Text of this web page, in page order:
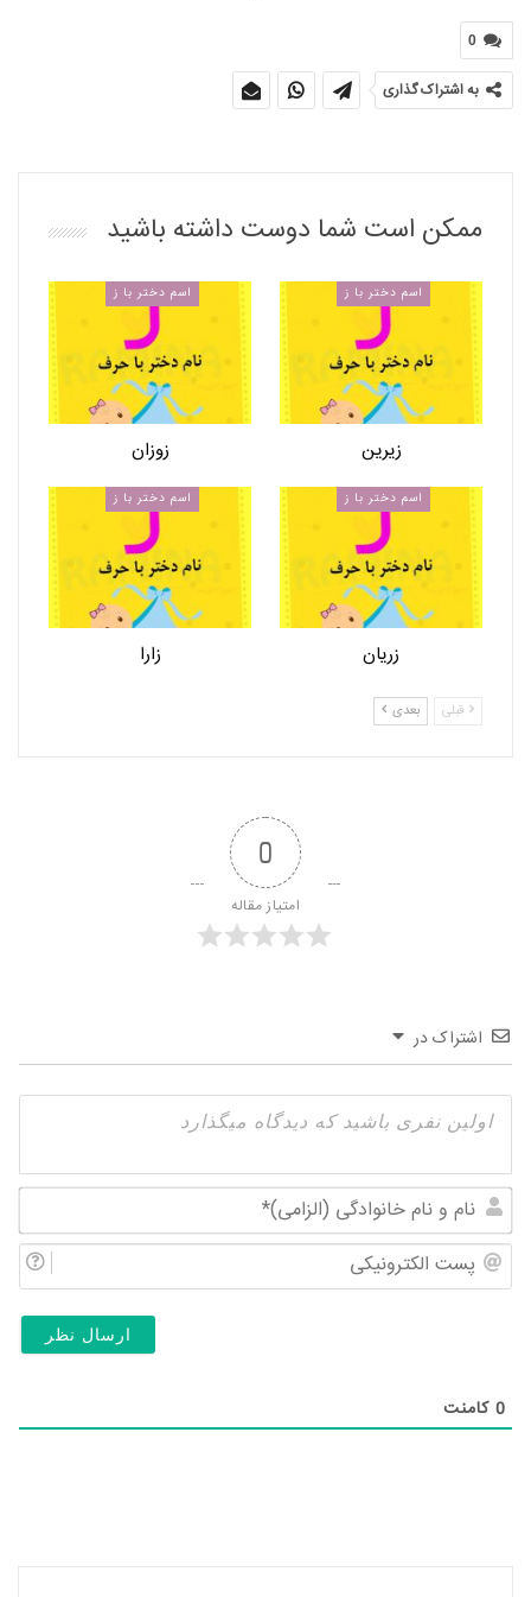
0
به اشتراک گذاری
ممکن است شما دوست داشته باشید
اسم دختر با ز
زیرین
اسم دختر با ز
زوزان
اسم دختر با ز
زریان
اسم دختر با ز
زارا
قبلی بعدی
0
امتیاز مقاله
اشتراک در
و
0 کامنت